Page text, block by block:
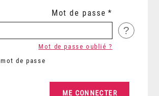
Mot de passe
?
mot de passe
Mot de passe oublié ?